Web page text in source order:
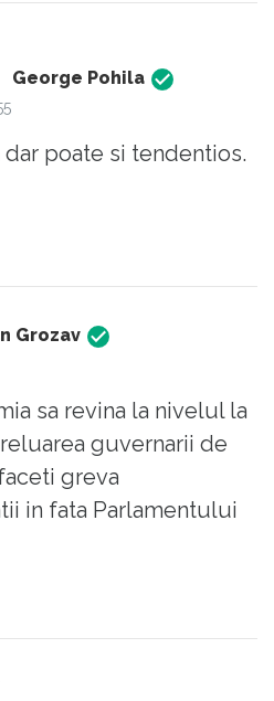
George Pohila
dar poate si tendentios.
Grozav
sa revina la nivelul la
guvernarii de
greva
in fata Parlamentului
la conducera tarii